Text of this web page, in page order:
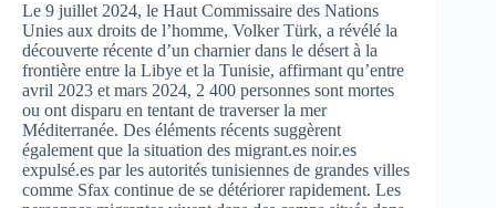
Le 9 juillet 2024, le Haut Commissaire des Nations
Unies aux droits de l’homme, Volker Türk, a révélé la
découverte récente d’un charnier dans le désert à la
frontière entre la Libye et la Tunisie, affirmant qu’entre
avril 2023 et mars 2024, 2 400 personnes sont mortes
ou ont disparu en tentant de traverser la mer
Méditerranée. Des éléments récents suggèrent
également que la situation des migrant.es noir.es
expulsé.es par les autorités tunisiennes de grandes villes
comme Sfax continue de se détériorer rapidement. Les